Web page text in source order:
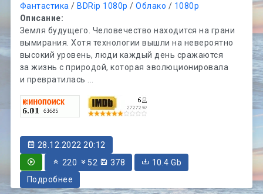
Фантастика / BDRip 1080p /Облако / 1080p
Описание:
Земля будущего. Человечество находится на грани
вымирания. Хотя технологии вышли на невероятно
высокий уровень, люди каждый день сражаются
за жизнь с природой, которая эволюционировала
и превратилась ...
28.12.2022 20:12
220
52 378
10.4 Gb
Подробнее